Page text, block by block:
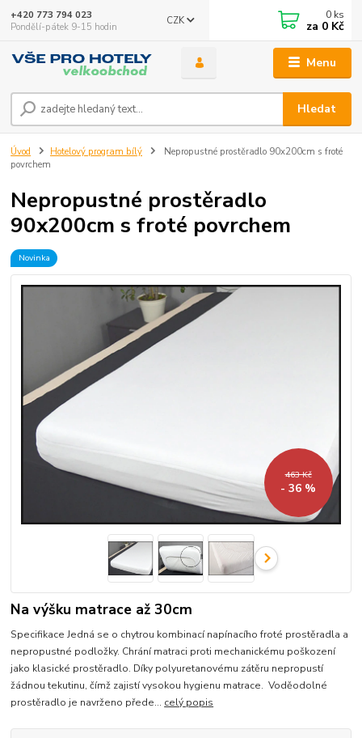
Menu
CZK
Hledat
+420 773 794 023
Pondělí-pátek 9-15 hodin
0 ks
za 0 Kč
Úvod Hotelový program bílý
Nepropustné prostěradlo 90x200cm s froté
povrchem
Nepropustné prostěradlo
90x200cm s froté povrchem
Novinka
463 Kč
- 36 %
Na výšku matrace až 30cm
Specifikace Jedná se o chytrou kombinací napínacího froté prostěradla a
nepropustné podložky. Chrání matraci proti mechanickému poškození
jako klasické prostěradlo. Díky polyuretanovému zátěru nepropustí
žádnou tekutinu, čímž zajistí vysokou hygienu matrace. Voděodolné
prostěradlo je navrženo přede... celý popis